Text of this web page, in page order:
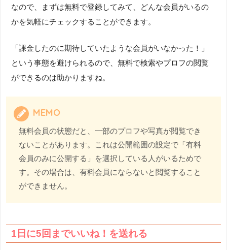
なので、まずは無料で登録してみて、どんな会員がいるの
かを気軽にチェックすることができます。
「課金したのに期待していたような会員がいなかった！」
という事態を避けられるので、無料で検索やプロフの閲覧
ができるのは助かりますね。
MEMO
無料会員の状態だと、一部のプロフや写真が閲覧でき
ないことがあります。これは公開範囲の設定で「有料
会員のみに公開する」を選択している人がいるためで
す。その場合は、有料会員にならないと閲覧すること
ができません。
1日に5回までいいね！を送れる